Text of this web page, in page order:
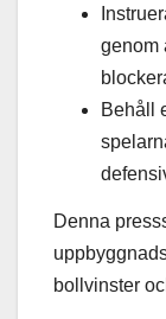
genom
Behåll
Denna
bollvinster